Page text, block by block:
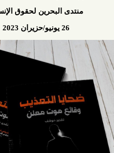
البحرين لحقوق الإنسان